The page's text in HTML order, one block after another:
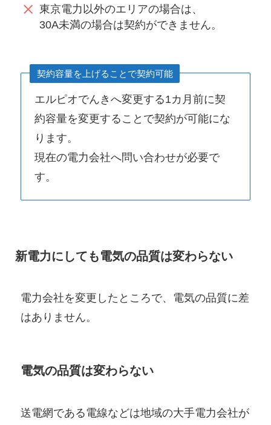
東京電力以外のエリアの場合は、
30A未満の場合は契約ができません。
契約容量を上げることで契約可能
エルピオでんきへ変更する1カ月前に契
約容量を変更することで契約が可能にな
ります。
現在の電力会社へ問い合わせが必要で
す。
新電力にしても電気の品質は変わらない
電力会社を変更したところで、電気の品質に差
はありません。
電気の品質は変わらない
送電網である電線などは地域の大手電力会社が